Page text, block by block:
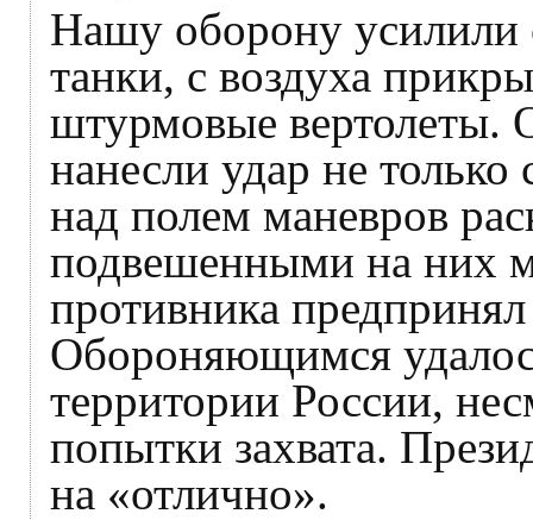
Нашу оборону усилили
танки, с воздуха
штурмовые вертолеты.
нанесли удар не
над полем маневров
подвешенными на них
противника
Обороняющимся
территории России,
попытки захвата.
на «отлично».